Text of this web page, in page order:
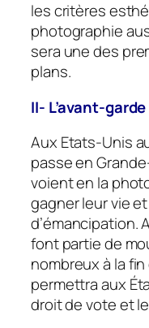
les critères
photographie
sera une des
plans.
II- L’avant-
Aux Etats-Unis
passe en
voient en la
gagner leur vie
d’émancipation.
font partie de
nombreux à la
permettra aux
droit de vote et